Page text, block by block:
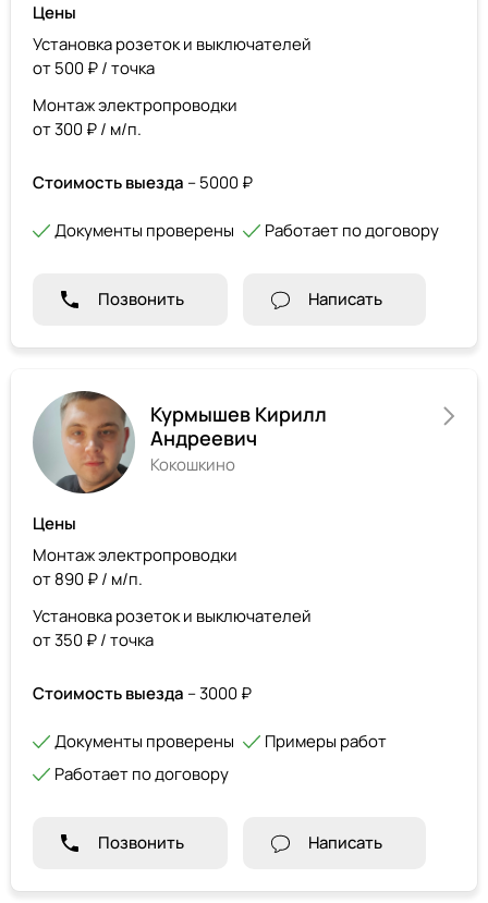
Цены
Установка розеток и выключателей
от 500 ₽ / точка
Монтаж электропроводки
от 300 ₽ / м/п.
Стоимость выезда – 5000 ₽
Документы проверены Работает по договору
Позвонить Написать
Курмышев Кирилл
Андреевич
Кокошкино
Цены
Монтаж электропроводки
от 890 ₽ / м/п.
Установка розеток и выключателей
от 350 ₽ / точка
Стоимость выезда – 3000 ₽
Документы проверены
Примеры работ
Работает по договору
Позвонить Написать